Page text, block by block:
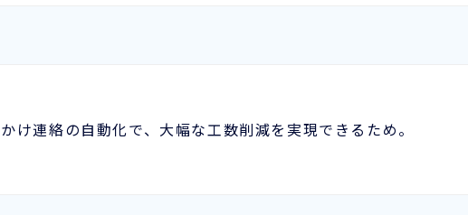
け連絡の自動化で、大幅な工数削減を実現できるため。